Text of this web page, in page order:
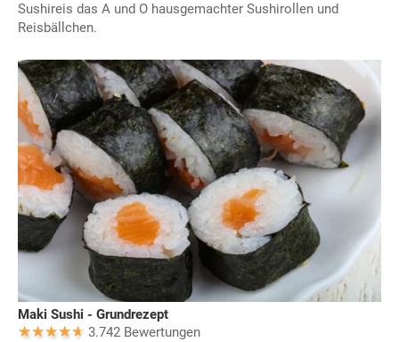
Sushireis das A und O hausgemachter Sushirollen und
Reisbällchen.
Maki Sushi - Grundrezept
3.742 Bewertungen